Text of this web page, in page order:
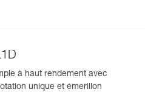
relatives au produit
à partir de sa date de
à haut rendement avec
unique et émerillon